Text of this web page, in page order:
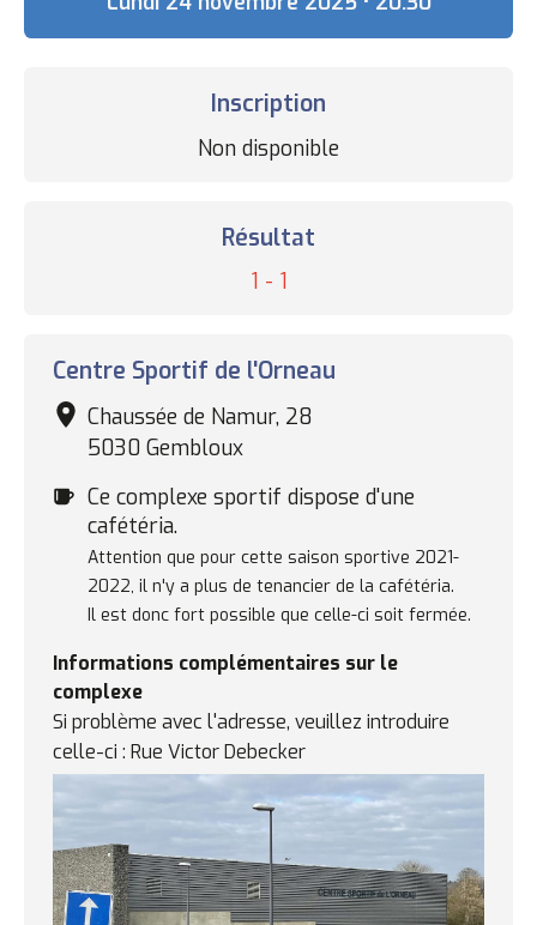
Complexe
sportif
Centre Sportif de l'Orneau
Chaussée de Namur, 28
5030 Gembloux
Cafétéria
Ce complexe sportif dispose d'une
cafétéria.
Remarques
concernant
la
Attention que pour cette saison sportive 2021-
2022, il n'y a plus de tenancier de la cafétéria.
Il est donc fort possible que celle-ci soit fermée.
Informations complémentaires sur le
complexe
Si problème avec l'adresse, veuillez introduire
celle-ci : Rue Victor Debecker
Inscription
Non disponible
Résultat
1 - 1